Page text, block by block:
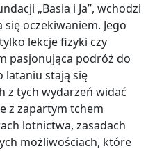
„Basia i Ja”, wchodzi
oczekiwaniem. Jego
lekcje fizyki czy
pasjonująca podróż do
lataniu stają się
z tych wydarzeń widać
z zapartym tchem
lotnictwa, zasadach
możliwościach, które